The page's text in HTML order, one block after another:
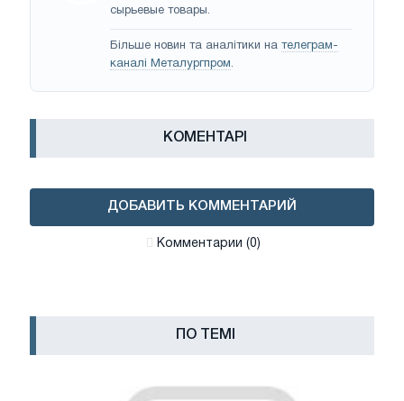
сырьевые товары.
Більше новин та аналітики на телеграм-
каналі Металургпром.
КОМЕНТАРІ
ДОБАВИТЬ КОММЕНТАРИЙ
Комментарии (0)
ПО ТЕМІ